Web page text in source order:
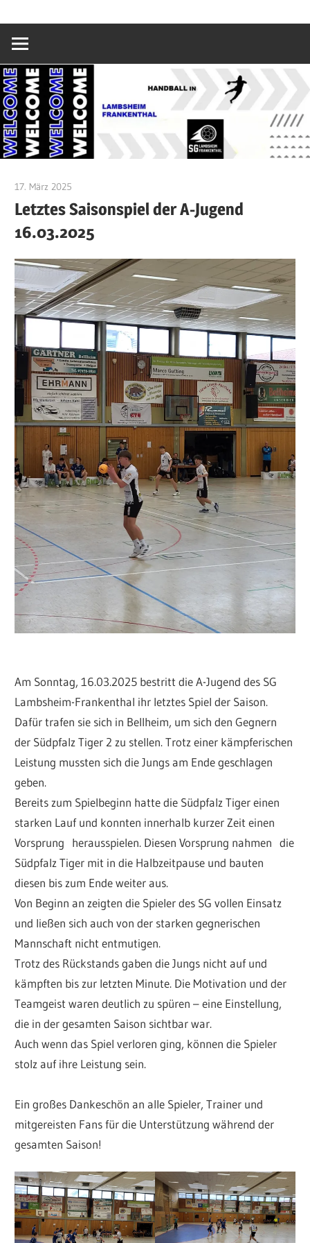
springen
SG
Lambsheim/
17. März 2025
Letztes Saisonspiel der A-Jugend
16.03.2025
Am Sonntag, 16.03.2025 bestritt die A-Jugend des SG
Lambsheim-Frankenthal ihr letztes Spiel der Saison.
Dafür trafen sie sich in Bellheim, um sich den Gegnern
der Südpfalz Tiger 2 zu stellen. Trotz einer kämpferischen
Leistung mussten sich die Jungs am Ende geschlagen
geben.
Bereits zum Spielbeginn hatte die Südpfalz Tiger einen
starken Lauf und konnten innerhalb kurzer Zeit einen
Vorsprung herausspielen. Diesen Vorsprung nahmen die
Südpfalz Tiger mit in die Halbzeitpause und bauten
diesen bis zum Ende weiter aus.
Von Beginn an zeigten die Spieler des SG vollen Einsatz
und ließen sich auch von der starken gegnerischen
Mannschaft nicht entmutigen.
Trotz des Rückstands gaben die Jungs nicht auf und
kämpften bis zur letzten Minute. Die Motivation und der
Teamgeist waren deutlich zu spüren – eine Einstellung,
die in der gesamten Saison sichtbar war.
Auch wenn das Spiel verloren ging, können die Spieler
stolz auf ihre Leistung sein.
Ein großes Dankeschön an alle Spieler, Trainer und
mitgereisten Fans für die Unterstützung während der
gesamten Saison!